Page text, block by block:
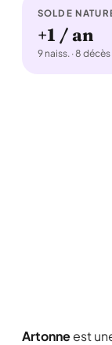
SOLDE
+1 / an
9 naiss. · 8 décès
Artonneest